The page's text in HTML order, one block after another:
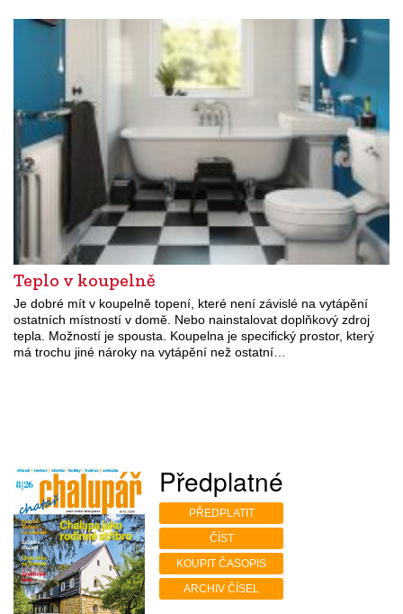
Teplo v koupelně
Je dobré mít v koupelně topení, které není závislé na vytápění
ostatních místností v domě. Nebo nainstalovat doplňkový zdroj
tepla. Možností je spousta. Koupelna je specifický prostor, který
má trochu jiné nároky na vytápění než ostatní…
Předplatné
PŘEDPLATIT
ČÍST
KOUPIT ČASOPIS
ARCHIV ČÍSEL